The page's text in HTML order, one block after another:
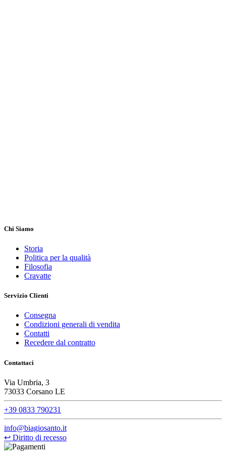
Chi Siamo
Storia
Politica per la qualità
Filosofia
Cravatte
Servizio Clienti
Consegna
Condizioni generali di vendita
Contatti
Recedere dal contratto
Contattaci
Via Umbria, 3
73033 Corsano LE
+39 0833 790231
info@biagiosanto.it
↩ Diritto di recesso